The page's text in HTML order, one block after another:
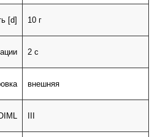
[d] 10 г
2 с
внешняя